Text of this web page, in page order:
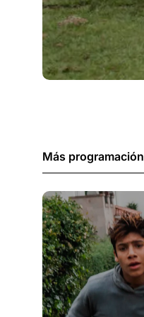
Más programación